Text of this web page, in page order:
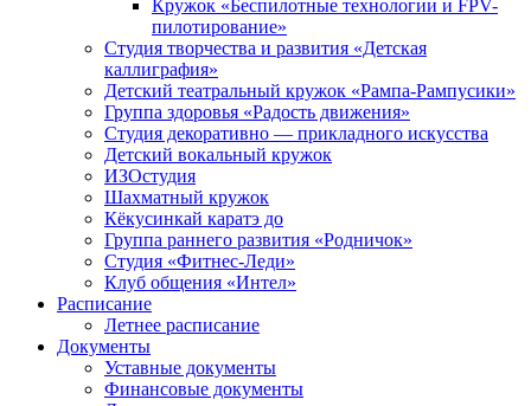
Кружок «Беспилотные технологии и FPV-
пилотирование»
Студия творчества и развития «Детская
каллиграфия»
Детский театральный кружок «Рампа-Рампусики»
Группа здоровья «Радость движения»
Студия декоративно — прикладного искусства
Детский вокальный кружок
ИЗОстудия
Шахматный кружок
Кёкусинкай каратэ до
Группа раннего развития «Родничок»
Cтудия «Фитнес-Леди»
Клуб общения «Интел»
Расписание
Летнее расписание
Документы
Уставные документы
Финансовые документы